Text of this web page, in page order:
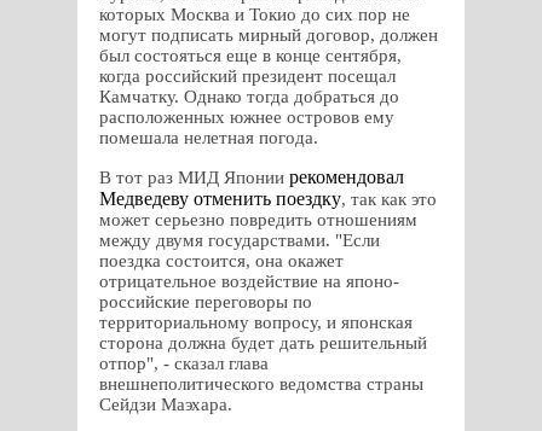
которых Москва и Токио до сих пор не
могут подписать мирный договор, должен
был состояться еще в конце сентября,
когда российский президент посещал
Камчатку. Однако тогда добраться до
расположенных южнее островов ему
помешала нелетная погода.
В тот раз МИД Японии рекомендовал
Медведеву отменить поездку, так как это
может серьезно повредить отношениям
между двумя государствами. "Если
поездка состоится, она окажет
отрицательное воздействие на японо-
российские переговоры по
территориальному вопросу, и японская
сторона должна будет дать решительный
отпор", - сказал глава
внешнеполитического ведомства страны
Сейдзи Маэхара.